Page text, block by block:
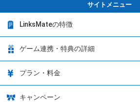
サイトメニュー
LinksMateの特徴
LinksMateの特徴
音声通話料金がもっとオトクに
ゲーム連携・特典の詳細
ゲーム連携・特典の詳細
プラン・料金
プラン・料金
キャンペーン